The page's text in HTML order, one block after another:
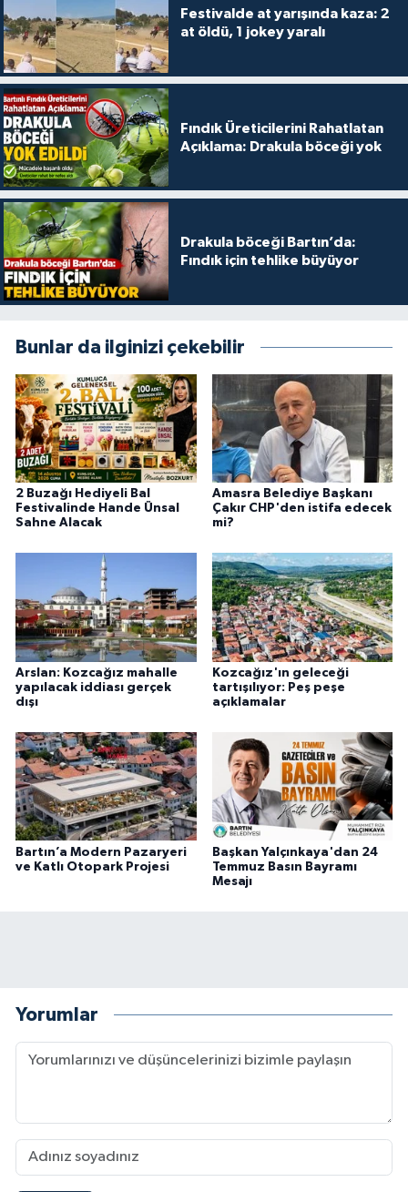
Festivalde at yarışında kaza: 2
at öldü, 1 jokey yaralı
Fındık Üreticilerini Rahatlatan
Açıklama: Drakula böceği yok
Drakula böceği Bartın’da:
Fındık için tehlike büyüyor
Bunlar da ilginizi çekebilir
2 Buzağı Hediyeli Bal
Festivalinde Hande Ünsal
Sahne Alacak
Amasra Belediye Başkanı
Çakır CHP'den istifa edecek
mi?
Arslan: Kozcağız mahalle
yapılacak iddiası gerçek
dışı
Kozcağız'ın geleceği
tartışılıyor: Peş peşe
açıklamalar
Bartın’a Modern Pazaryeri
ve Katlı Otopark Projesi
Başkan Yalçınkaya'dan 24
Temmuz Basın Bayramı
Mesajı
Yorumlar